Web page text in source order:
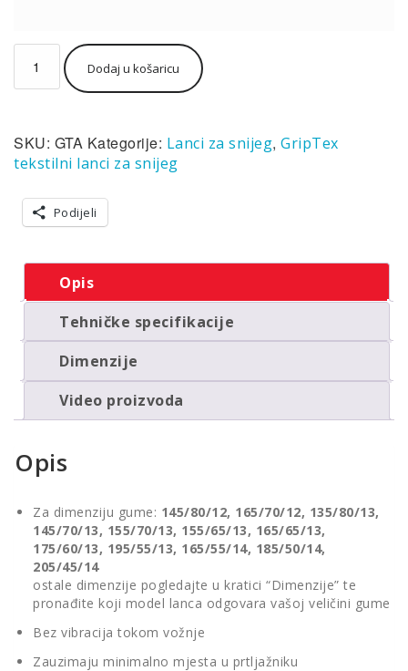
snijeg
Grip
Tex
(par)
količina
Dodaj u košaricu
SKU: GTA Kategorije: Lanci za snijeg, GripTex
tekstilni lanci za snijeg
Podijeli
Opis
Tehničke specifikacije
Dimenzije
Video proizvoda
Opis
Za dimenziju gume: 145/80/12, 165/70/12, 135/80/13,
145/70/13, 155/70/13, 155/65/13, 165/65/13,
175/60/13, 195/55/13, 165/55/14, 185/50/14,
205/45/14
ostale dimenzije pogledajte u kratici “Dimenzije” te
pronađite koji model lanca odgovara vašoj veličini gume
Bez vibracija tokom vožnje
Zauzimaju minimalno mjesta u prtljažniku